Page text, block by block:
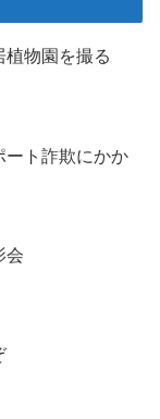
物園を撮る
ート詐欺にかか
会